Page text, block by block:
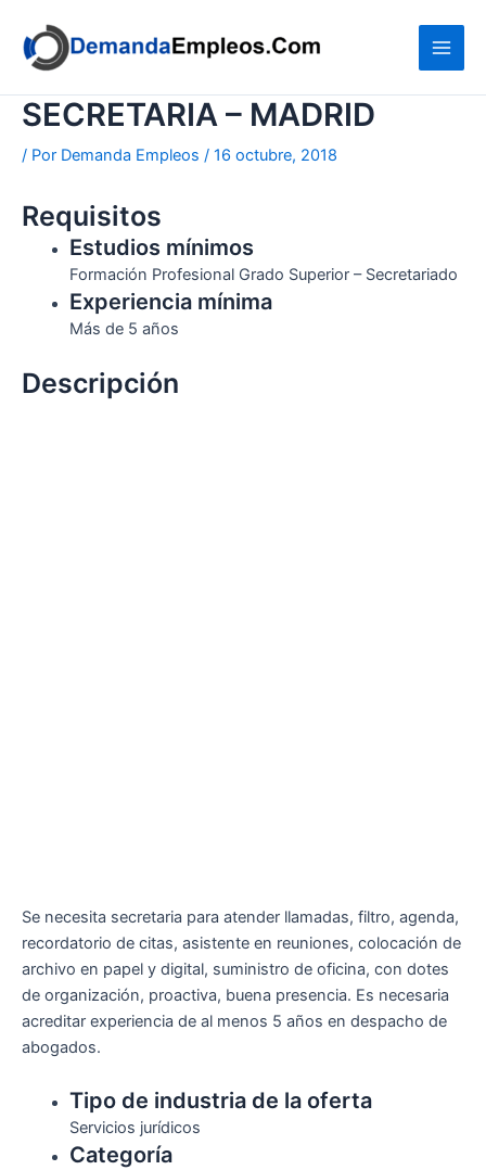
contenido
SECRETARIA – MADRID
/ Por Demanda Empleos / 16 octubre, 2018
Requisitos
Estudios mínimos
Formación Profesional Grado Superior – Secretariado
Experiencia mínima
Más de 5 años
Descripción
Se necesita secretaria para atender llamadas, filtro, agenda,
recordatorio de citas, asistente en reuniones, colocación de
archivo en papel y digital, suministro de oficina, con dotes
de organización, proactiva, buena presencia. Es necesaria
acreditar experiencia de al menos 5 años en despacho de
abogados.
Tipo de industria de la oferta
Servicios jurídicos
Categoría